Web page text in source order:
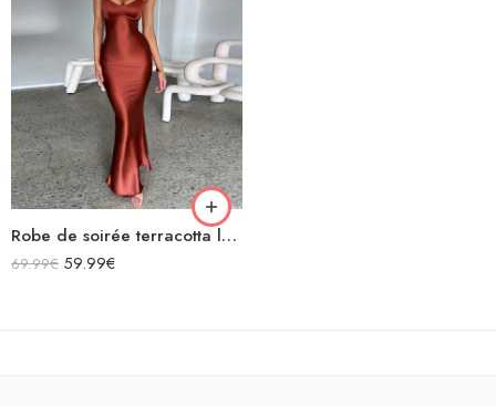
Robe de soirée terracotta longue en satin bretelles spaghetti décolleté dos nu laçage croisées dans le dos
69.99€ 59.99€